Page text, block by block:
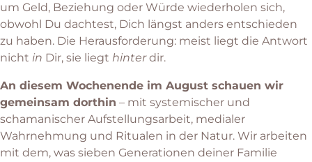
um Geld, Beziehung oder Würde wiederholen sich,
obwohl Du dachtest, Dich längst anders entschieden
zu haben. Die Herausforderung: meist liegt die Antwort
nicht in Dir, sie liegt hinterdir.
An diesem Wochenende im August schauen wir
gemeinsam dorthin – mit systemischer und
schamanischer Aufstellungsarbeit, medialer
Wahrnehmung und Ritualen in der Natur. Wir arbeiten
mit dem, was sieben Generationen deiner Familie